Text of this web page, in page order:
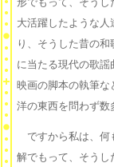
大活躍したような
り、そうした昔の
に当たる現代の歌
映画の脚本の執筆な
洋の東西を問わず数
ですから私は、何
解でもって、そうし